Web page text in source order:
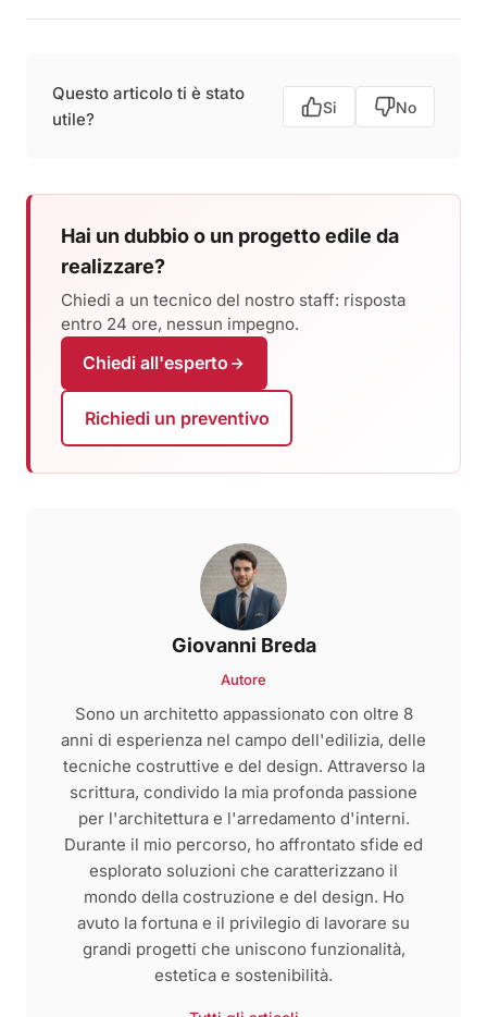
Questo articolo ti è stato
utile?
Si No
Hai un dubbio o un progetto edile da
realizzare?
Chiedi a un tecnico del nostro staff: risposta
entro 24 ore, nessun impegno.
Chiedi all'esperto
Richiedi un preventivo
Giovanni Breda
Autore
Sono un architetto appassionato con oltre 8
anni di esperienza nel campo dell'edilizia, delle
tecniche costruttive e del design. Attraverso la
scrittura, condivido la mia profonda passione
per l'architettura e l'arredamento d'interni.
Durante il mio percorso, ho affrontato sfide ed
esplorato soluzioni che caratterizzano il
mondo della costruzione e del design. Ho
avuto la fortuna e il privilegio di lavorare su
grandi progetti che uniscono funzionalità,
estetica e sostenibilità.